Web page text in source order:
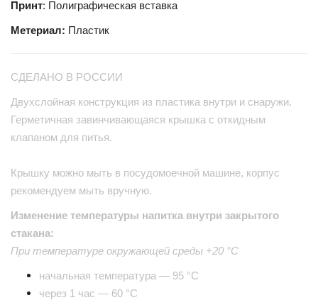
Принт: Полиграфическая вставка
Метериал: Пластик
СДЕЛАНО В РОССИИ
Двухслойная конструкция из пластика внутри и снаружи.
Герметичная завинчивающаяся крышка с откидным
клапаном для питья.
Крышку можно мыть в посудомоечной машине, корпус
рекомендуем мыть вручную.
Изменение температуры напитка внутри закрытого
стакана:
При температуре окружающей среды +20 °С
начальная температура — 95 °С
через 1 час — 60 °С